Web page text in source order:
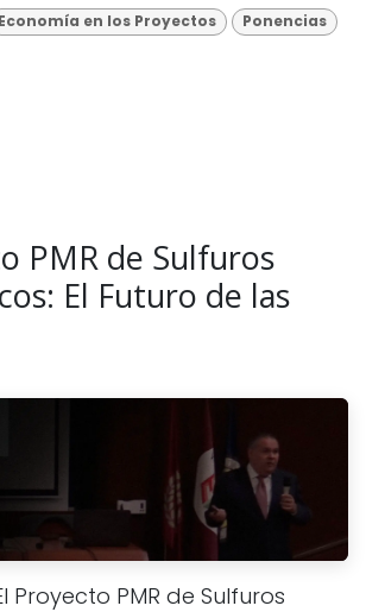
Economía en los Proyectos Ponencias
PMR de Sulfuros
El Futuro de las
Proyecto PMR de Sulfuros